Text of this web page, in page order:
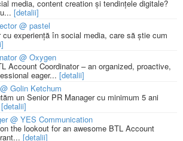
media, content creation și tendințele digitale?
[detalii]
@ pastel
experiență în social media, care să știe cum
@ Oxygen
Account Coordinator – an organized, proactive,
eager... [detalii]
Golin Ketchum
un Senior PR Manager cu minimum 5 ani
[detalii]
@ YES Communication
the lookout for an awesome BTL Account
[detalii]